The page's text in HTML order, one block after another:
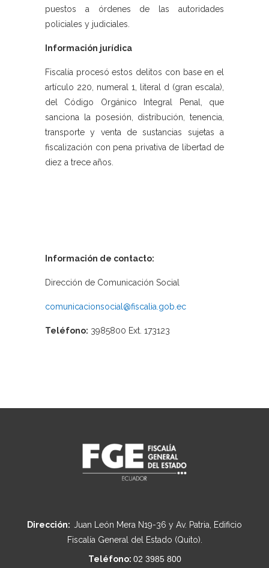
puestos a órdenes de las autoridades
policiales y judiciales.
Información jurídica
Fiscalía procesó estos delitos con base en el
artículo 220, numeral 1, literal d (gran escala),
del Código Orgánico Integral Penal, que
sanciona la posesión, distribución, tenencia,
transporte y venta de sustancias sujetas a
fiscalización con pena privativa de libertad de
diez a trece años.
Información de contacto:
Dirección de Comunicación Social
comunicacionsocial@fiscalia.gob.ec
Teléfono: 3985800 Ext. 173123
Dirección: Juan León Mera N19-36 y Av. Patria, Edificio
Fiscalía General del Estado (Quito).
Teléfono: 02 3985 800